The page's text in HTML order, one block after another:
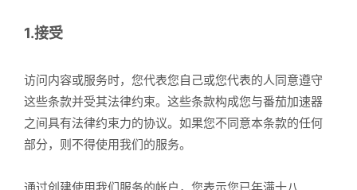
1.接受
访问内容或服务时，您代表您自己或您代表的人同意遵守
这些条款并受其法律约束。这些条款构成您与番茄加速器
之间具有法律约束力的协议。如果您不同意本条款的任何
部分，则不得使用我们的服务。